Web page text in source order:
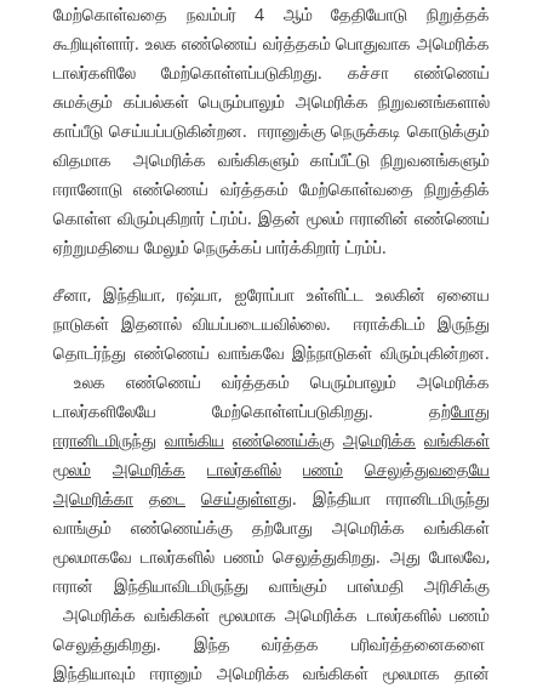
மேற்கொள்வதை நவம்பர் 4 ஆம் தேதியோடு நிறுத்தக்
கூறியுள்ளார். உலக எண்ணெய் வர்த்தகம் பொதுவாக அமெரிக்க
டாலர்களிலே மேற்கொள்ளப்படுகிறது. கச்சா எண்ணெய்
சுமக்கும் கப்பல்கள் பெரும்பாலும் அமெரிக்க நிறுவனங்களால்
காப்பீடு செய்யப்படுகின்றன. ஈரானுக்கு நெருக்கடி கொடுக்கும்
விதமாக அமெரிக்க வங்கிகளும் காப்பீட்டு நிறுவனங்களும்
ஈரானோடு எண்ணெய் வர்த்தகம் மேற்கொள்வதை நிறுத்திக்
கொள்ள விரும்புகிறார் ட்ரம்ப். இதன் மூலம் ஈரானின் எண்ணெய்
ஏற்றுமதியை மேலும் நெருக்கப் பார்க்கிறார் ட்ரம்ப்.
சீனா, இந்தியா, ரஷ்யா, ஐரோப்பா உள்ளிட்ட உலகின் ஏனைய
நாடுகள் இதனால் வியப்படையவில்லை. ஈராக்கிடம் இருந்து
தொடர்ந்து எண்ணெய் வாங்கவே இந்நாடுகள் விரும்புகின்றன.
உலக எண்ணெய் வர்த்தகம் பெரும்பாலும் அமெரிக்க
டாலர்களிலேயே மேற்கொள்ளப்படுகிறது. தற்போது
ஈரானிடமிருந்து வாங்கிய எண்ணெய்க்கு அமெரிக்க வங்கிகள்
மூலம்
அமெரிக்க டாலர்களில் பணம்
செலுத்துவதையே
அமெரிக்கா
தடை செய்துள்ளது. இந்தியா ஈரானிடமிருந்து
வாங்கும் எண்ணெய்க்கு தற்போது அமெரிக்க வங்கிகள்
மூலமாகவே டாலர்களில் பணம் செலுத்துகிறது. அது போலவே,
ஈரான் இந்தியாவிடமிருந்து வாங்கும் பாஸ்மதி அரிசிக்கு
அமெரிக்க வங்கிகள் மூலமாக அமெரிக்க டாலர்களில் பணம்
செலுத்துகிறது. இந்த வர்த்தக பரிவர்த்தனைகளை
இந்தியாவும் ஈரானும் அமெரிக்க வங்கிகள் மூலமாக தான்